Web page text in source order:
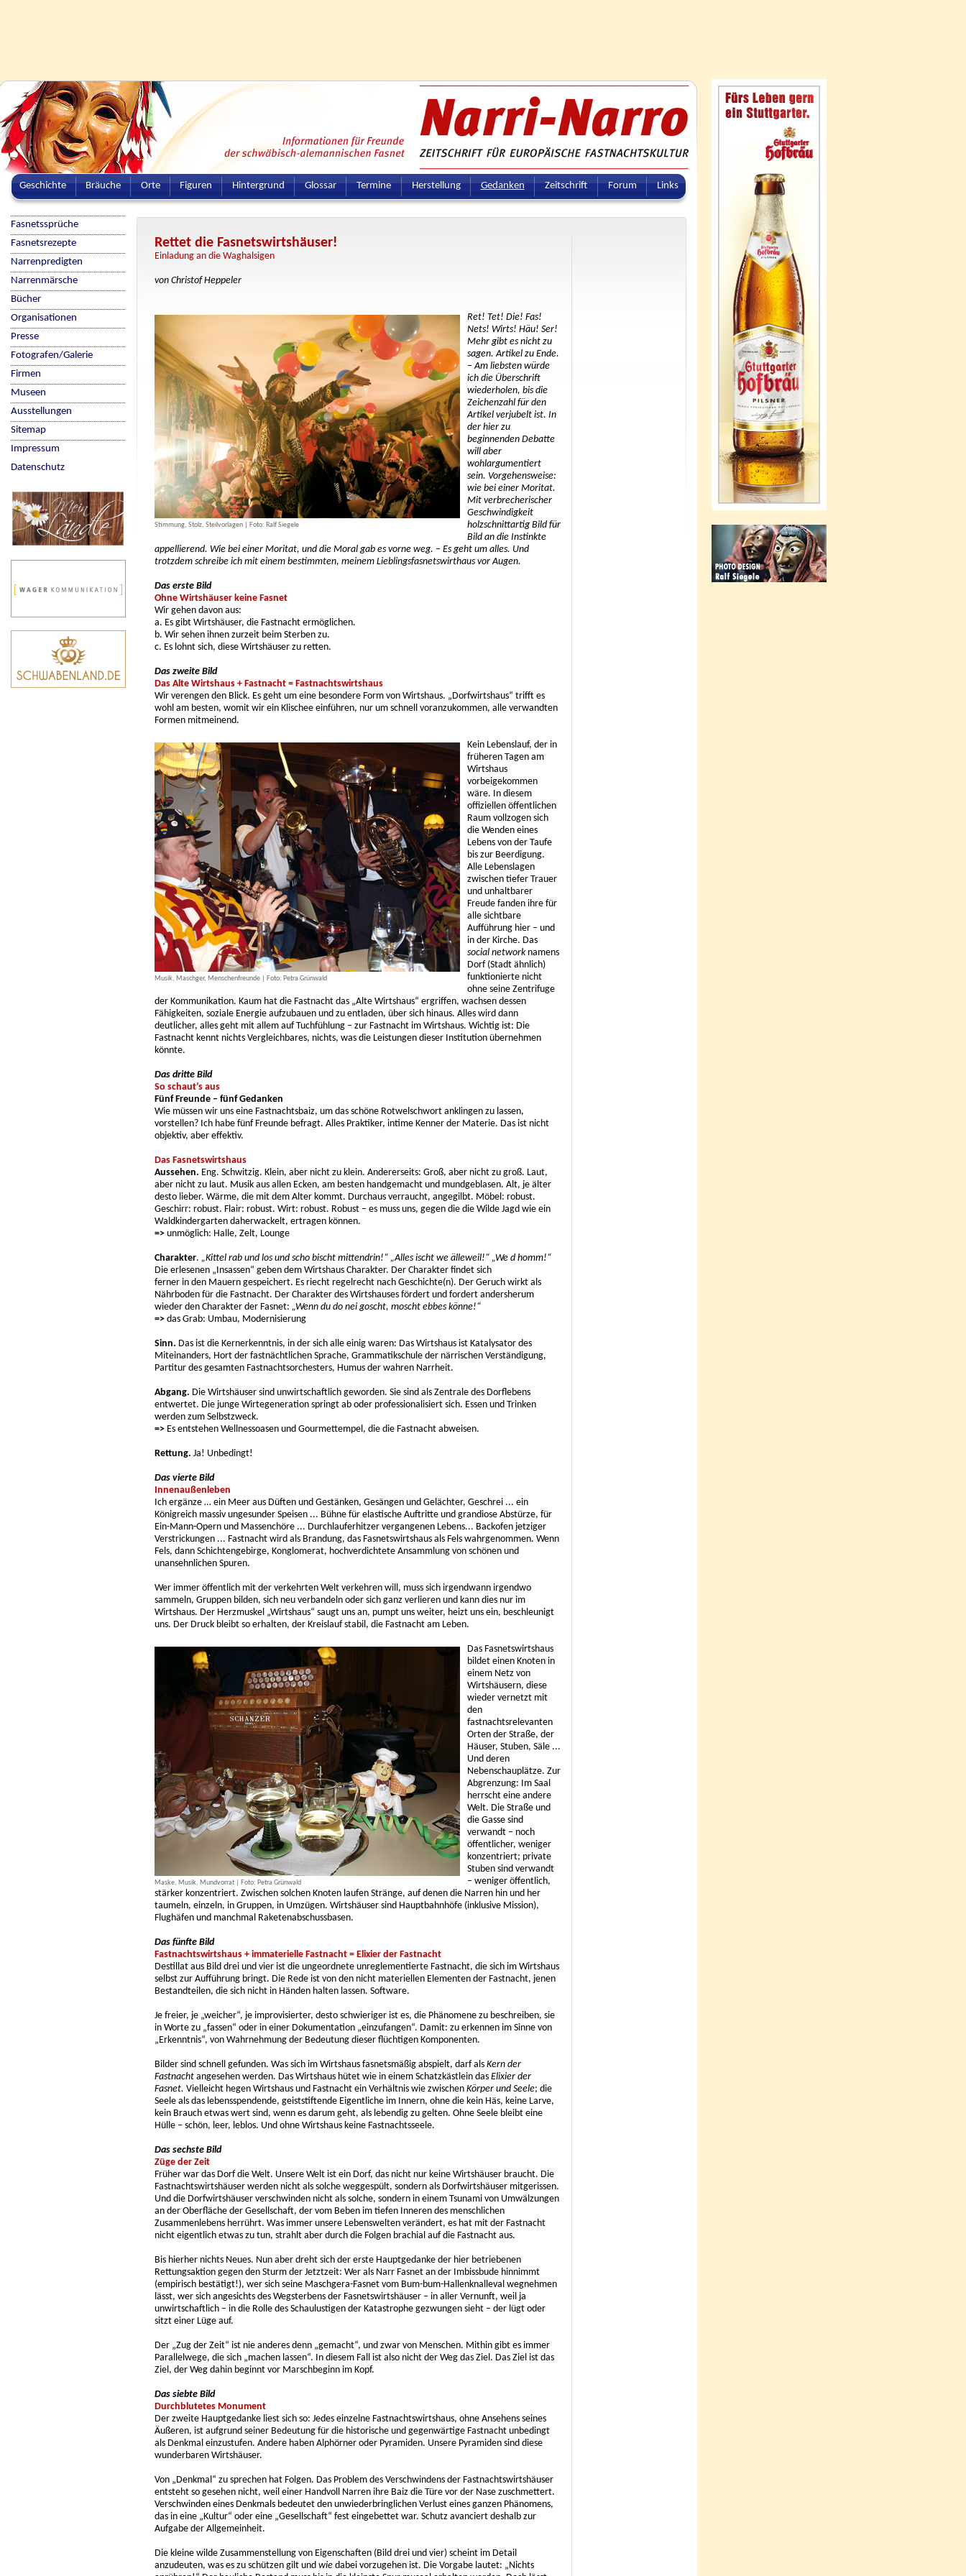
Geschichte Bräuche Orte Figuren Hintergrund Glossar Termine Herstellung Gedanken Zeitschrift Forum Links
Rettet die Fasnetswirtshäuser!
Einladung an die Waghalsigen
von Christof Heppeler
Stimmung, Stolz, Steilvorlagen | Foto: Ralf Siegele
Ret! Tet! Die! Fas!
Nets! Wirts! Häu! Ser!
Mehr gibt es nicht zu
sagen. Artikel zu Ende.
– Am liebsten würde
ich die Überschrift
wiederholen, bis die
Zeichenzahl für den
Artikel verjubelt ist. In
der hier zu
beginnenden Debatte
will aber
wohlargumentiert
sein. Vorgehensweise:
wie bei einer Moritat.
Mit verbrecherischer
Geschwindigkeit
holzschnittartig Bild für
Bild an die Instinkte
appellierend. Wie bei einer Moritat, und die Moral gab es vorne weg. – Es geht um alles. Und
trotzdem schreibe ich mit einem bestimmten, meinem Lieblingsfasnetswirthaus vor Augen.
Das erste Bild
Ohne Wirtshäuser keine Fasnet
Wir gehen davon aus:
a. Es gibt Wirtshäuser, die Fastnacht ermöglichen.
b. Wir sehen ihnen zurzeit beim Sterben zu.
c. Es lohnt sich, diese Wirtshäuser zu retten.
Das zweite Bild
Das Alte Wirtshaus + Fastnacht = Fastnachtswirtshaus
Wir verengen den Blick. Es geht um eine besondere Form von Wirtshaus. „Dorfwirtshaus“ trifft es
wohl am besten, womit wir ein Klischee einführen, nur um schnell voranzukommen, alle verwandten
Formen mitmeinend.
Musik, Maschger, Menschenfreunde | Foto: Petra Grünwald
Kein Lebenslauf, der in
früheren Tagen am
Wirtshaus
vorbeigekommen
wäre. In diesem
offiziellen öffentlichen
Raum vollzogen sich
die Wenden eines
Lebens von der Taufe
bis zur Beerdigung.
Alle Lebenslagen
zwischen tiefer Trauer
und unhaltbarer
Freude fanden ihre für
alle sichtbare
Aufführung hier – und
in der Kirche. Das
social networknamens
Dorf (Stadt ähnlich)
funktionierte nicht
ohne seine Zentrifuge
der Kommunikation. Kaum hat die Fastnacht das „Alte Wirtshaus“ ergriffen, wachsen dessen
Fähigkeiten, soziale Energie aufzubauen und zu entladen, über sich hinaus. Alles wird dann
deutlicher, alles geht mit allem auf Tuchfühlung – zur Fastnacht im Wirtshaus. Wichtig ist: Die
Fastnacht kennt nichts Vergleichbares, nichts, was die Leistungen dieser Institution übernehmen
könnte.
Das dritte Bild
So schaut’s aus
Fünf Freunde – fünf Gedanken
Wie müssen wir uns eine Fastnachtsbaiz, um das schöne Rotwelschwort anklingen zu lassen,
vorstellen? Ich habe fünf Freunde befragt. Alles Praktiker, intime Kenner der Materie. Das ist nicht
objektiv, aber effektiv.
Das Fasnetswirtshaus
Aussehen. Eng. Schwitzig. Klein, aber nicht zu klein. Andererseits: Groß, aber nicht zu groß. Laut,
aber nicht zu laut. Musik aus allen Ecken, am besten handgemacht und mundgeblasen. Alt, je älter
desto lieber. Wärme, die mit dem Alter kommt. Durchaus verraucht, angegilbt. Möbel: robust.
Geschirr: robust. Flair: robust. Wirt: robust. Robust – es muss uns, gegen die die Wilde Jagd wie ein
Waldkindergarten daherwackelt, ertragen können.
=> unmöglich: Halle, Zelt, Lounge
Charakter. „Kittel rab und los und scho bischt mittendrin!“ „Alles ischt we älleweil!“ „We d homm!“
Die erlesenen „Insassen“ geben dem Wirtshaus Charakter. Der Charakter findet sich
ferner in den Mauern gespeichert. Es riecht regelrecht nach Geschichte(n). Der Geruch wirkt als
Nährboden für die Fastnacht. Der Charakter des Wirtshauses fördert und fordert andersherum
wieder den Charakter der Fasnet: „Wenn du do nei goscht, moscht ebbes könne!“
=> das Grab: Umbau, Modernisierung
Sinn. Das ist die Kernerkenntnis, in der sich alle einig waren: Das Wirtshaus ist Katalysator des
Miteinanders, Hort der fastnächtlichen Sprache, Grammatikschule der närrischen Verständigung,
Partitur des gesamten Fastnachtsorchesters, Humus der wahren Narrheit.
Abgang. Die Wirtshäuser sind unwirtschaftlich geworden. Sie sind als Zentrale des Dorflebens
entwertet. Die junge Wirtegeneration springt ab oder professionalisiert sich. Essen und Trinken
werden zum Selbstzweck.
=> Es entstehen Wellnessoasen und Gourmettempel, die die Fastnacht abweisen.
Rettung. Ja! Unbedingt!
Das vierte Bild
Innenaußenleben
Ich ergänze … ein Meer aus Düften und Gestänken, Gesängen und Gelächter, Geschrei ... ein
Königreich massiv ungesunder Speisen ... Bühne für elastische Auftritte und grandiose Abstürze, für
Ein-Mann-Opern und Massenchöre ... Durchlauferhitzer vergangenen Lebens... Backofen jetziger
Verstrickungen ... Fastnacht wird als Brandung, das Fasnetswirtshaus als Fels wahrgenommen. Wenn
Fels, dann Schichtengebirge, Konglomerat, hochverdichtete Ansammlung von schönen und
unansehnlichen Spuren.
Wer immer öffentlich mit der verkehrten Welt verkehren will, muss sich irgendwann irgendwo
sammeln, Gruppen bilden, sich neu verbandeln oder sich ganz verlieren und kann dies nur im
Wirtshaus. Der Herzmuskel „Wirtshaus“ saugt uns an, pumpt uns weiter, heizt uns ein, beschleunigt
uns. Der Druck bleibt so erhalten, der Kreislauf stabil, die Fastnacht am Leben.
Maske, Musik, Mundvorrat | Foto: Petra Grünwald
Das Fasnetswirtshaus
bildet einen Knoten in
einem Netz von
Wirtshäusern, diese
wieder vernetzt mit
den
fastnachtsrelevanten
Orten der Straße, der
Häuser, Stuben, Säle ...
Und deren
Nebenschauplätze. Zur
Abgrenzung: Im Saal
herrscht eine andere
Welt. Die Straße und
die Gasse sind
verwandt – noch
öffentlicher, weniger
konzentriert; private
Stuben sind verwandt
– weniger öffentlich,
stärker konzentriert. Zwischen solchen Knoten laufen Stränge, auf denen die Narren hin und her
taumeln, einzeln, in Gruppen, in Umzügen. Wirtshäuser sind Hauptbahnhöfe (inklusive Mission),
Flughäfen und manchmal Raketenabschussbasen.
Das fünfte Bild
Fastnachtswirtshaus + immaterielle Fastnacht = Elixier der Fastnacht
Destillat aus Bild drei und vier ist die ungeordnete unreglementierte Fastnacht, die sich im Wirtshaus
selbst zur Aufführung bringt. Die Rede ist von den nicht materiellen Elementen der Fastnacht, jenen
Bestandteilen, die sich nicht in Händen halten lassen. Software.
Je freier, je „weicher“, je improvisierter, desto schwieriger ist es, die Phänomene zu beschreiben, sie
in Worte zu „fassen“ oder in einer Dokumentation „einzufangen“. Damit: zu erkennen im Sinne von
„Erkenntnis“, von Wahrnehmung der Bedeutung dieser flüchtigen Komponenten.
Bilder sind schnell gefunden. Was sich im Wirtshaus fasnetsmäßig abspielt, darf als Kern der
Fastnacht angesehen werden. Das Wirtshaus hütet wie in einem Schatzkästlein das Elixier der
Fasnet. Vielleicht hegen Wirtshaus und Fastnacht ein Verhältnis wie zwischen Körper und Seele; die
Seele als das lebensspendende, geiststiftende Eigentliche im Innern, ohne die kein Häs, keine Larve,
kein Brauch etwas wert sind, wenn es darum geht, als lebendig zu gelten. Ohne Seele bleibt eine
Hülle – schön, leer, leblos. Und ohne Wirtshaus keine Fastnachtsseele.
Das sechste Bild
Züge der Zeit
Früher war das Dorf die Welt. Unsere Welt ist ein Dorf, das nicht nur keine Wirtshäuser braucht. Die
Fastnachtswirtshäuser werden nicht als solche weggespült, sondern als Dorfwirtshäuser mitgerissen.
Und die Dorfwirtshäuser verschwinden nicht als solche, sondern in einem Tsunami von Umwälzungen
an der Oberfläche der Gesellschaft, der vom Beben im tiefen Inneren des menschlichen
Zusammenlebens herrührt. Was immer unsere Lebenswelten verändert, es hat mit der Fastnacht
nicht eigentlich etwas zu tun, strahlt aber durch die Folgen brachial auf die Fastnacht aus.
Bis hierher nichts Neues. Nun aber dreht sich der erste Hauptgedanke der hier betriebenen
Rettungsaktion gegen den Sturm der Jetztzeit: Wer als Narr Fasnet an der Imbissbude hinnimmt
(empirisch bestätigt!), wer sich seine Maschgera-Fasnet vom Bum-bum-Hallenknalleval wegnehmen
lässt, wer sich angesichts des Wegsterbens der Fasnetswirtshäuser – in aller Vernunft, weil ja
unwirtschaftlich – in die Rolle des Schaulustigen der Katastrophe gezwungen sieht – der lügt oder
sitzt einer Lüge auf.
Der „Zug der Zeit“ ist nie anderes denn „gemacht“, und zwar von Menschen. Mithin gibt es immer
Parallelwege, die sich „machen lassen“. In diesem Fall ist also nicht der Weg das Ziel. Das Ziel ist das
Ziel, der Weg dahin beginnt vor Marschbeginn im Kopf.
Das siebte Bild
Durchblutetes Monument
Der zweite Hauptgedanke liest sich so: Jedes einzelne Fastnachtswirtshaus, ohne Ansehens seines
Äußeren, ist aufgrund seiner Bedeutung für die historische und gegenwärtige Fastnacht unbedingt
als Denkmal einzustufen. Andere haben Alphörner oder Pyramiden. Unsere Pyramiden sind diese
wunderbaren Wirtshäuser.
Von „Denkmal“ zu sprechen hat Folgen. Das Problem des Verschwindens der Fastnachtswirtshäuser
entsteht so gesehen nicht, weil einer Handvoll Narren ihre Baiz die Türe vor der Nase zuschmettert.
Verschwinden eines Denkmals bedeutet den unwiederbringlichen Verlust eines ganzen Phänomens,
das in eine „Kultur“ oder eine „Gesellschaft“ fest eingebettet war. Schutz avanciert deshalb zur
Aufgabe der Allgemeinheit.
Die kleine wilde Zusammenstellung von Eigenschaften (Bild drei und vier) scheint im Detail
anzudeuten, was es zu schützen gilt und wie dabei vorzugehen ist. Die Vorgabe lautet: „Nichts
Fasnetssprüche
Fasnetsrezepte
Narrenpredigten
Narrenmärsche
Bücher
Organisationen
Presse
Fotografen/Galerie
Firmen
Museen
Ausstellungen
Sitemap
Impressum
Datenschutz